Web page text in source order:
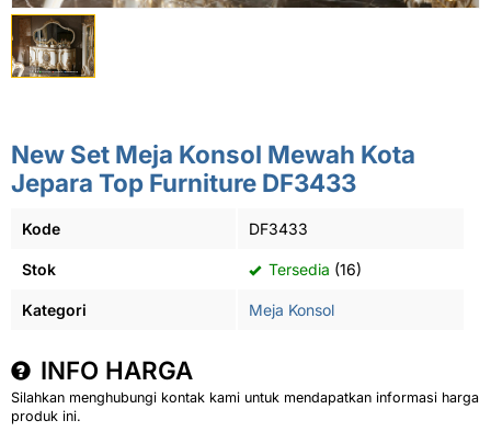
New Set Meja Konsol Mewah Kota
Jepara Top Furniture DF3433
Kode DF3433
Stok Tersedia (16)
Kategori Meja Konsol
INFO HARGA
Silahkan menghubungi kontak kami untuk mendapatkan informasi harga
produk ini.